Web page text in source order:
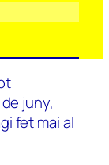
juny,
fet mai al